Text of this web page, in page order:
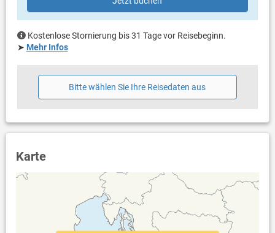
Weitere Informationen
Privater Parkplatz auf dem Grundstück
Swimmingpool (30 m²)
Haustier)
Klimaanlage im Preis inklusive
Bettwäsche vorhanden
Handtücher vorhanden
Waschmaschine in der Unterkunft
Kostenlose Stornierung bis 31 Tage vor Reisebeginn.
➤ Mehr Infos
Bitte wählen Sie Ihre Reisedaten aus
Karte